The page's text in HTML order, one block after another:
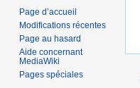
Page d’accueil
Modifications récentes
Page au hasard
Aide concernant
MediaWiki
Pages spéciales